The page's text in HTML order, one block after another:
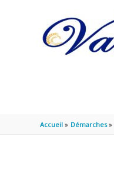
Accueil Démarches